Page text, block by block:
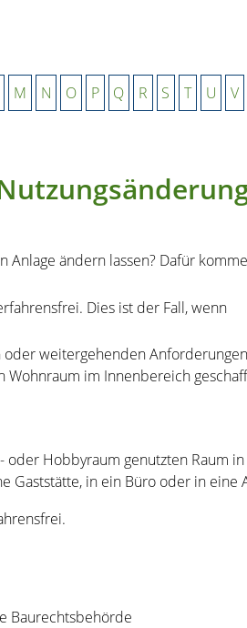
M N O P Q R S T U V
ändern lassen? Dafür
Dies ist der Fall, wenn
weitergehenden
Wohnraum im Innenbereich
oder Hobbyraum genutzten Raum
Gaststätte, in ein Büro oder in eine
Baurechtsbehörde